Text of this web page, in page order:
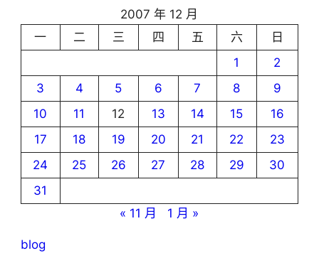
2007 年 12 月
一
二 三 四 五 六
日
1
2
3
4 5 6 7 8
9
10
11 12 13 14 15
16
17
18 19 20 21 22
23
24
25 26 27 28 29
30
31
« 11 月
1 月 »
blog